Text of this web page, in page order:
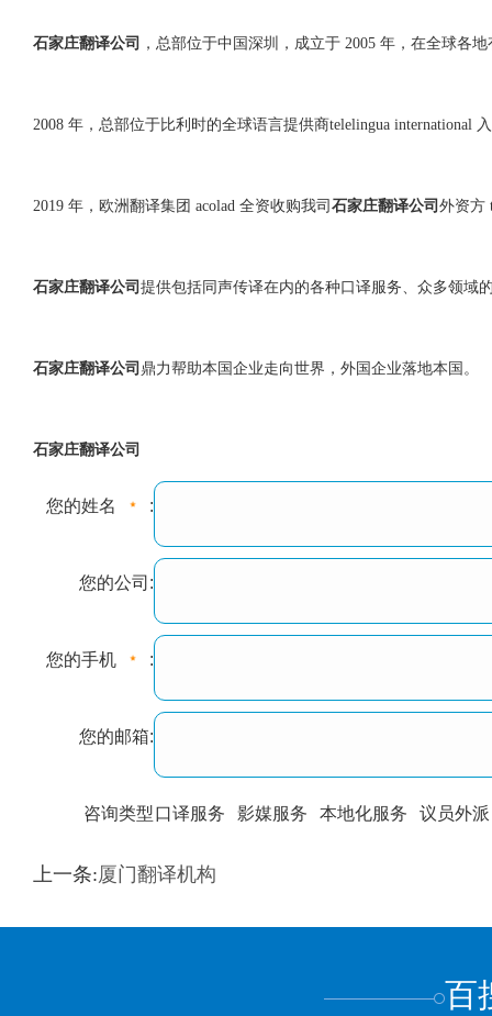
石家庄翻译公司 ，总部位于中国深圳，成立于 2005 年，在全球各
2008 年，总部位于比利时的全球语言提供商telelingua international
2019 年，欧洲翻译集团 acolad 全资收购我司 石家庄翻译公司 外资方
石家庄翻译公司 提供包括同声传译在内的各种口译服务、众多领域
石家庄翻译公司 鼎力帮助本国企业走向世界，外国企业落地本国。
石家庄翻译公司
您的姓名 :
您的公司:
您的手机 :
您的邮箱:
咨询类型口译服务 影媒服务 本地化服务 议员外派
训翻译
上一条:厦门翻译机构
百